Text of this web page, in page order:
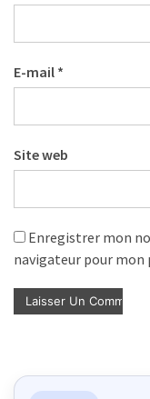
E-mail *
Site web
Enregistrer mon
navigateur pour